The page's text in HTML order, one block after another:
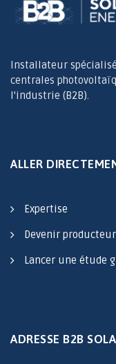
Installateur
centrales
l'industrie (B2B).
ALLER
Expertise
Devenir producteur
Lancer une étude
ADRESSE B2B